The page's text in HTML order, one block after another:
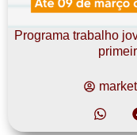
Programa trabalho